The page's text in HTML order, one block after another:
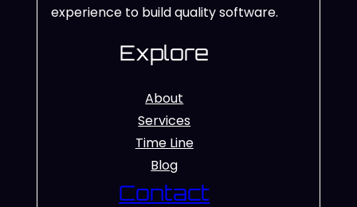
experience to build quality software.
Explore
About
Services
Time Line
Blog
Contact